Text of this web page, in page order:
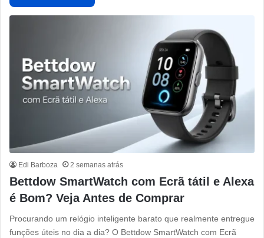
Edi Barboza 2 semanas atrás
Bettdow SmartWatch com Ecrã tátil e Alexa
é Bom? Veja Antes de Comprar
Procurando um relógio inteligente barato que realmente entregue
funções úteis no dia a dia? O Bettdow SmartWatch com Ecrã